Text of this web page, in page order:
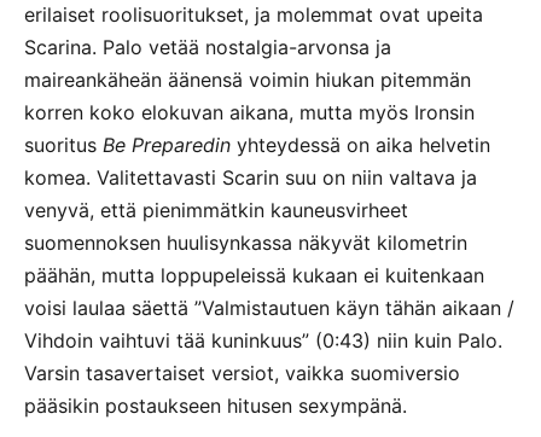
erilaiset roolisuoritukset, ja molemmat ovat upeita
Scarina. Palo vetää nostalgia-arvonsa ja
maireankäheän äänensä voimin hiukan pitemmän
korren koko elokuvan aikana, mutta myös Ironsin
suoritus Be Preparedin yhteydessä on aika helvetin
komea. Valitettavasti Scarin suu on niin valtava ja
venyvä, että pienimmätkin kauneusvirheet
suomennoksen huulisynkassa näkyvät kilometrin
päähän, mutta loppupeleissä kukaan ei kuitenkaan
voisi laulaa säettä ”Valmistautuen käyn tähän aikaan /
Vihdoin vaihtuvi tää kuninkuus” (0:43) niin kuin Palo.
Varsin tasavertaiset versiot, vaikka suomiversio
pääsikin postaukseen hitusen sexympänä.